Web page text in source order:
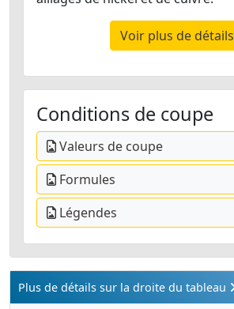
Voir plus de détails
Conditions de coupe
Valeurs de coupe
Formules
Légendes
Plus de détails sur la droite du tableau